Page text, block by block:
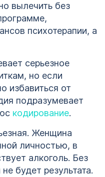
вылечить без
психотерапии, а
серьезное
но если
избавиться от
подразумевает
кодирование.
Женщина
личностью, в
алкоголь. Без
будет результата.